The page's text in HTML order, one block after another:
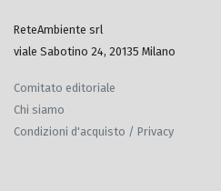
ReteAmbiente srl
viale Sabotino 24, 20135 Milano
Comitato editoriale
Chi siamo
Condizioni d'acquisto / Privacy